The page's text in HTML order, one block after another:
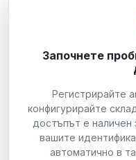
Започнете
Регистрирайте
конфигурирайте
достъпът е наличен
вашите
автоматично в